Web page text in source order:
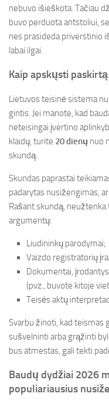
nebuvo išieškota. Tačiau
buvo perduota antstoliui,
nes prasideda priverstinio
labai ilgai.
Kaip apskųsti
Lietuvos teisinė sistema
gintis. Jei manote, kad
neteisingai įvertino
klaidų, turite 20 dienų nuo
skundą.
Skundas paprastai
padarytas nusižengimas,
Rašant skundą, neužtenka
argumentų:
Liudininkų parodymai;
Vaizdo registratorių
Dokumentai,
(pvz., buvote kitoje
Teisės aktų
Svarbu žinoti, kad teismas
sušvelninti arba grąžinti
bus atmestas, gali tekti
Baudų dydžiai 2026
populiariausius